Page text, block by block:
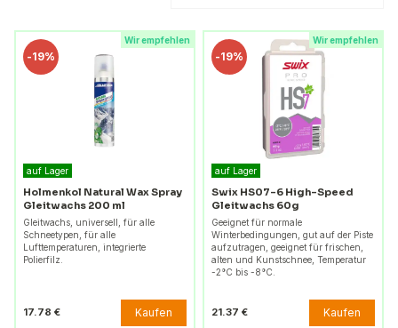
Wir empfehlen
-19%
auf Lager
Holmenkol Natural Wax Spray
Gleitwachs 200 ml
Gleitwachs, universell, für alle
Schneetypen, für alle
Lufttemperaturen, integrierte
Polierfilz.
17.78 € Kaufen
Wir empfehlen
-19%
auf Lager
Swix HS07-6 High-Speed
Gleitwachs 60g
Geeignet für normale
Winterbedingungen, gut auf der Piste
aufzutragen, geeignet für frischen,
alten und Kunstschnee, Temperatur
-2°C bis -8°C.
21.37 € Kaufen